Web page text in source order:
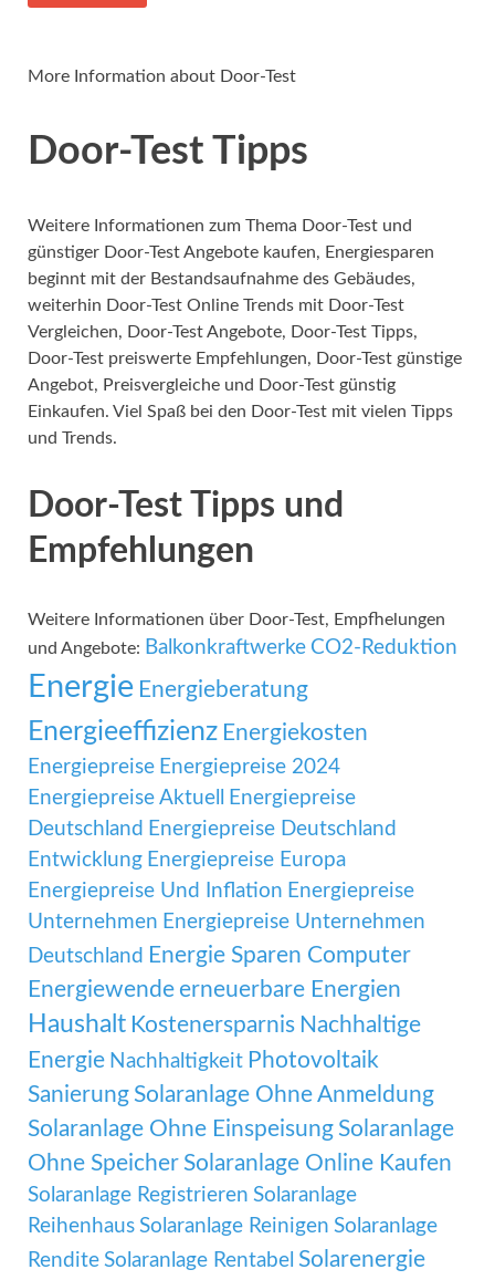
More Information about Door-Test
Door-Test Tipps
Weitere Informationen zum Thema Door-Test und
günstiger Door-Test Angebote kaufen, Energiesparen
beginnt mit der Bestandsaufnahme des Gebäudes,
weiterhin Door-Test Online Trends mit Door-Test
Vergleichen, Door-Test Angebote, Door-Test Tipps,
Door-Test preiswerte Empfehlungen, Door-Test günstige
Angebot, Preisvergleiche und Door-Test günstig
Einkaufen. Viel Spaß bei den Door-Test mit vielen Tipps
und Trends.
Door-Test Tipps und
Empfehlungen
Weitere Informationen über Door-Test, Empfhelungen
und Angebote: Balkonkraftwerke CO2-Reduktion
Energie Energieberatung
Energieeffizienz Energiekosten
Energiepreise Energiepreise 2024
Energiepreise Aktuell
Energiepreise
Deutschland Energiepreise Deutschland
Entwicklung Energiepreise Europa
Energiepreise Und Inflation Energiepreise
Unternehmen Energiepreise Unternehmen
Deutschland Energie Sparen Computer
Energiewende erneuerbare Energien
Haushalt Kostenersparnis Nachhaltige
Energie Nachhaltigkeit Photovoltaik
Sanierung Solaranlage Ohne Anmeldung
Solaranlage Ohne Einspeisung Solaranlage
Ohne Speicher Solaranlage Online Kaufen
Solaranlage Registrieren Solaranlage
Reihenhaus Solaranlage Reinigen Solaranlage
Rendite Solaranlage Rentabel Solarenergie